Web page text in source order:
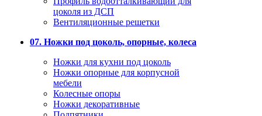
цоколя из ДСП
Вентиляционные решетки
07. Ножки под цоколь, опорные, колеса
Ножки для кухни под цоколь
Ножки опорные для корпусной
мебели
Колесные опоры
Ножки декоративные